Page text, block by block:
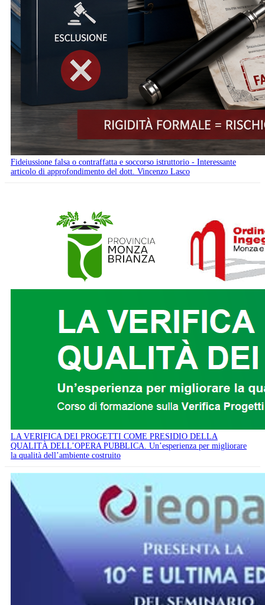
Fideiussione falsa o contraffatta e soccorso istruttorio - Interessante
articolo di approfondimento del dott. Vincenzo Lasco
LA VERIFICA DEI PROGETTI COME PRESIDIO DELLA
QUALITÀ DELL’OPERA PUBBLICA. Un’esperienza per migliorare
la qualità dell’ambiente costruito